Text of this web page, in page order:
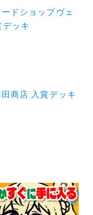
ドショップヴェ
デッキ
商店 入賞デッキ